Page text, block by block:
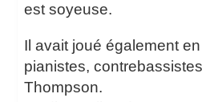
est soyeuse.
Il avait joué également
pianistes,
Thompson.